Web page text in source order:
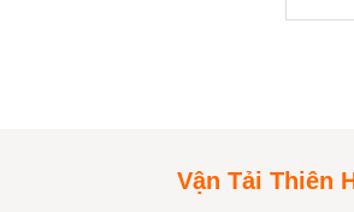
Vận Tải Thiên